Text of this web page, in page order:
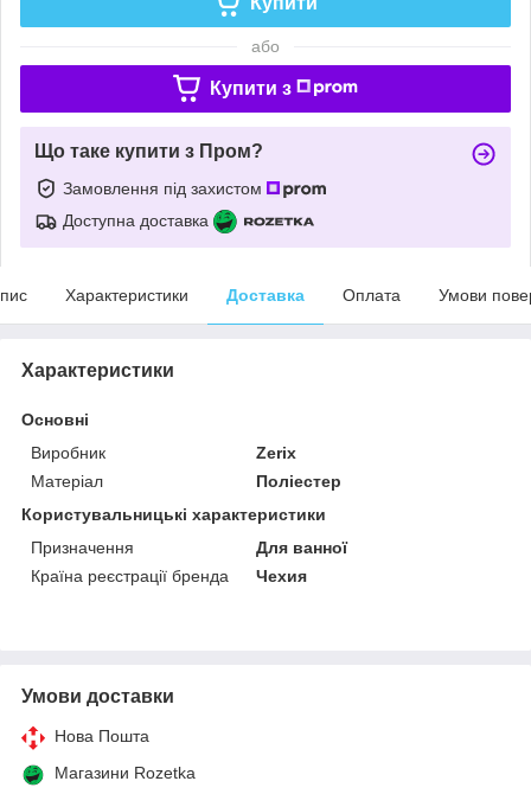
або
Купити з
Що таке купити з Пром?
Замовлення під захистом
Доступна доставка
Характеристики Доставка Оплата Умови
Характеристики
Основні
Виробник
Zerix
Матеріал
Поліестер
Користувальницькі характеристики
Призначення
Для ванної
Країна реєстрації бренда
Чехия
Умови доставки
Нова Пошта
Магазини Rozetka